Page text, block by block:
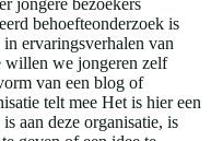
behoefteonderzoek is
in ervaringsverhalen van
willen we jongeren zelf
van een blog of
telt mee Het is hier een
aan deze organisatie, is